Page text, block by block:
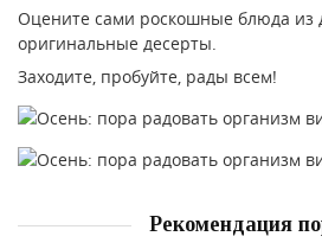
Оцените сами роскошные блюда из
оригинальные десерты.
Заходите, пробуйте, рады всем!
Рекомендация